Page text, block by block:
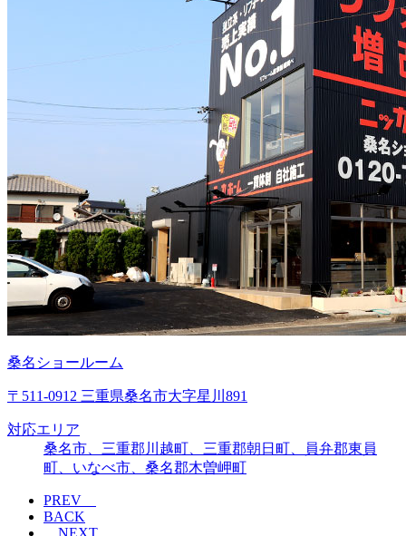
桑名ショールーム
〒511-0912 三重県桑名市大字星川891
対応エリア
桑名市、三重郡川越町、三重郡朝日町、員弁郡東員
町、いなべ市、桑名郡木曽岬町
PREV
BACK
NEXT